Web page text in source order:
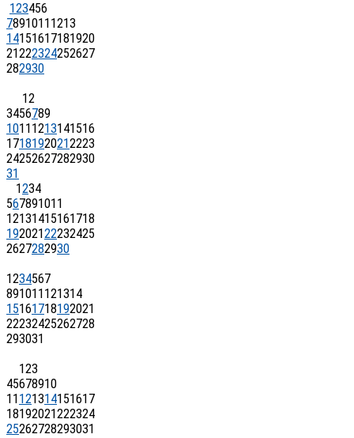
123456
7891011 1213
14151617181920
21222324252627
282930
12
3456789
1011 1213141516
17181920212223
24252627282930
31
1234
567891011
12131415161718
19202122232425
2627282930
1234567
891011 121314
15161718192021
22232425262728
293031
123
45678910
11 121314151617
18192021222324
25262728293031